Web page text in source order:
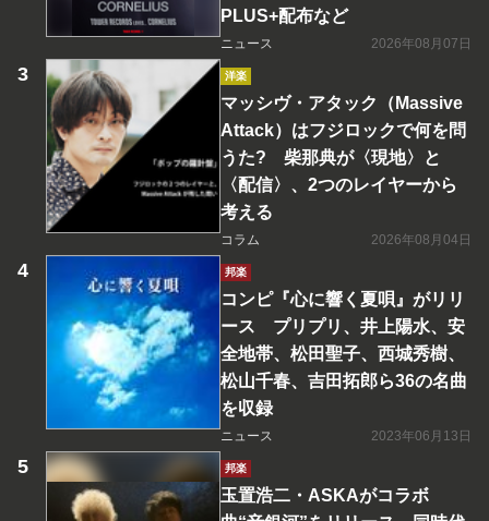
PLUS+配布など
ニュース 2026年08月07日
洋楽
マッシヴ・アタック（Massive
Attack）はフジロックで何を問
うた? 柴那典が〈現地〉と
〈配信〉、2つのレイヤーから
考える
コラム 2026年08月04日
邦楽
コンピ『心に響く夏唄』がリリ
ース プリプリ、井上陽水、安
全地帯、松田聖子、西城秀樹、
松山千春、吉田拓郎ら36の名曲
を収録
ニュース 2023年06月13日
邦楽
玉置浩二・ASKAがコラボ